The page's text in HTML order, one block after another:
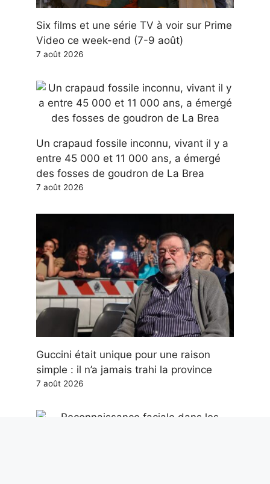
Six films et une série TV à voir sur Prime
Video ce week-end (7-9 août)
7 août 2026
Un crapaud fossile inconnu, vivant il y a
entre 45 000 et 11 000 ans, a émergé
des fosses de goudron de La Brea
7 août 2026
Guccini était unique pour une raison
simple : il n’a jamais trahi la province
7 août 2026